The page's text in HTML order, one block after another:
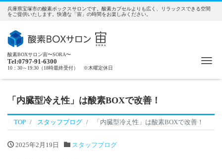
兵庫県宝塚市の酸素ボックスサロンです。酸素カプセルよりも広く、リラックスできる空間
をご提供いたします。快適な「宙」の時間をお楽しみください。
酸素BOXサロン宙〜SORA〜
Tel:0797-91-6300
10：30～19:30（18時最終受付） ※木曜定休日
「内臓型冷え性」は酸素BOXで改善！
TOP スタッフブログ 「内臓型冷え性」は酸素BOXで改善！
2025年2月19日 スタッフブログ